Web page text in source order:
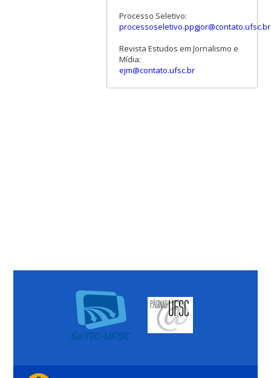
Processo Seletivo:
processoseletivo.ppgjor@contato.ufsc.br
Revista Estudos em Jornalismo e
Mídia:
ejm@contato.ufsc.br